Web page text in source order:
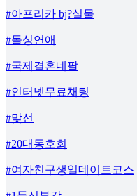
#아프리카 bj?실물
#돌싱연애
#국제결혼네팔
#인터넷무료채팅
#맞선
#20대동호회
#여자친구생일데이트코스